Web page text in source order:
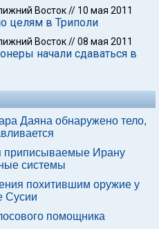
Восток// 10 мая 2011
целям в Триполи
Восток//08 мая 2011
начали сдаваться в
Даяна обнаружено тело,
Ирану
системы
похитившим оружие у
Сусии
помощника